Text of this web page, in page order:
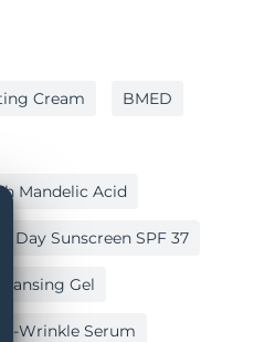
Cream BMED
Mandelic Acid
Day Sunscreen SPF 37
Gel
Wrinkle Serum